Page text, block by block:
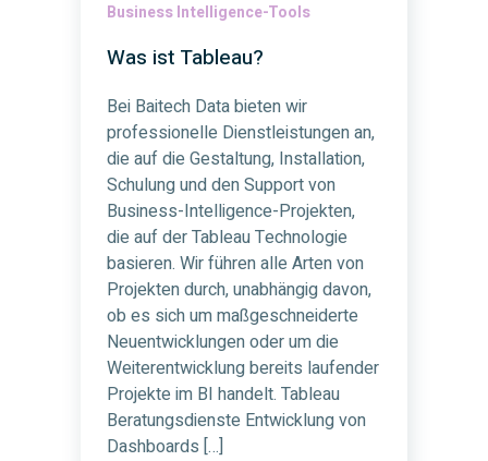
Business Intelligence-Tools
Was ist Tableau?
Bei Baitech Data bieten wir
professionelle Dienstleistungen an,
die auf die Gestaltung, Installation,
Schulung und den Support von
Business-Intelligence-Projekten,
die auf der Tableau Technologie
basieren. Wir führen alle Arten von
Projekten durch, unabhängig davon,
ob es sich um maßgeschneiderte
Neuentwicklungen oder um die
Weiterentwicklung bereits laufender
Projekte im BI handelt. Tableau
Beratungsdienste Entwicklung von
Dashboards […]